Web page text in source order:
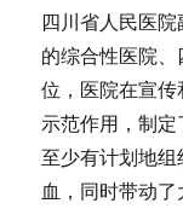
四川省人民医
的综合性医院
位，医院在宣
示范作用，制
至少有计划地
血，同时带动